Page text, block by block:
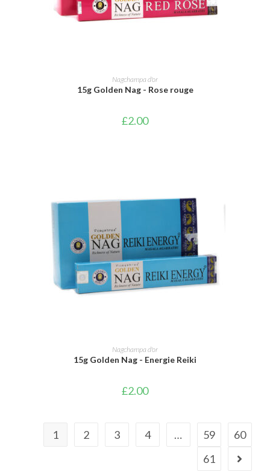
AJOUTER AU PANIER
Nagchampa d'or
15g Golden Nag - Rose rouge
£2.00
AJOUTER AU PANIER
Nagchampa d'or
15g Golden Nag - Energie Reiki
£2.00
1 2 3 4 … 59
60
61